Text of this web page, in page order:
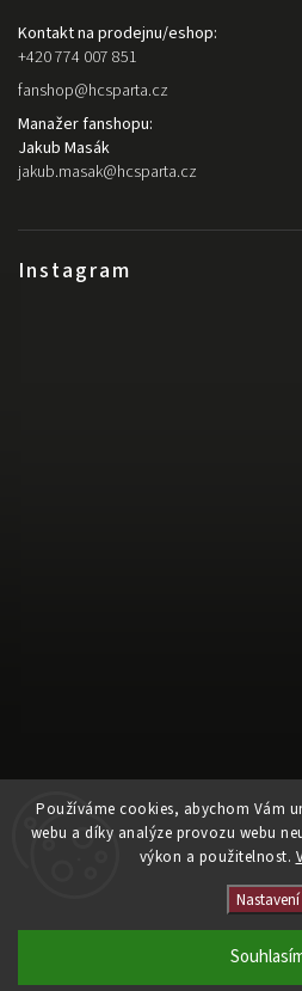
Používáme cookies, abychom Vám
webu a díky analýze provozu webu
výkon a použitelnost.
Nastavení
Instagram
Sledovat na Instagramu
Kontakt na prodejnu/eshop:
+420 774 007 851
fanshop@hcsparta.cz
Manažer fanshopu:
Jakub Masák
jakub.masak@hcsparta.cz
Oficiální fanshop HC
vyhrazena.